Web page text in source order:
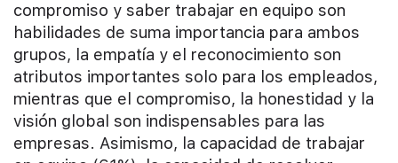
compromiso y saber trabajar en equipo son
habilidades de suma importancia para ambos
grupos, la empatía y el reconocimiento son
atributos importantes solo para los empleados,
mientras que el compromiso, la honestidad y la
visión global son indispensables para las
empresas. Asimismo, la capacidad de trabajar